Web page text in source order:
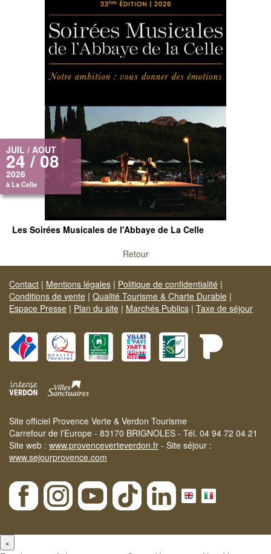
JUIL / AOUT
24 / 08
2026
à La Celle
Les Soirées Musicales de l'Abbaye de La Celle
Retour
Contact | Mentions légales | Politique de confidentialité |
Conditions de vente | Qualité Tourisme & Charte Durable |
Espace Presse | Plan du site | Marchés Publics | Taxe de séjour
Site officiel Provence Verte & Verdon Tourisme
Carrefour de l'Europe - 83170 BRIGNOLES - Tél. 04 94 72 04 21
Site web : www.provenceverteverdon.fr - Site séjour :
www.sejourprovence.com
×